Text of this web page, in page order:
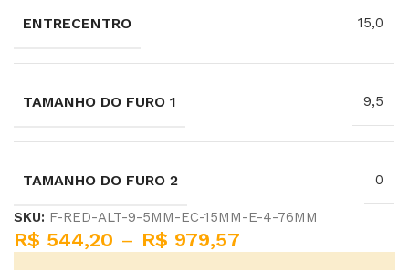
ENTRECENTRO 15,0
TAMANHO DO FURO 1 9,5
TAMANHO DO FURO 2 0
SKU: F-RED-ALT-9-5MM-EC-15MM-E-4-76MM
R$ 544,20 – R$ 979,57